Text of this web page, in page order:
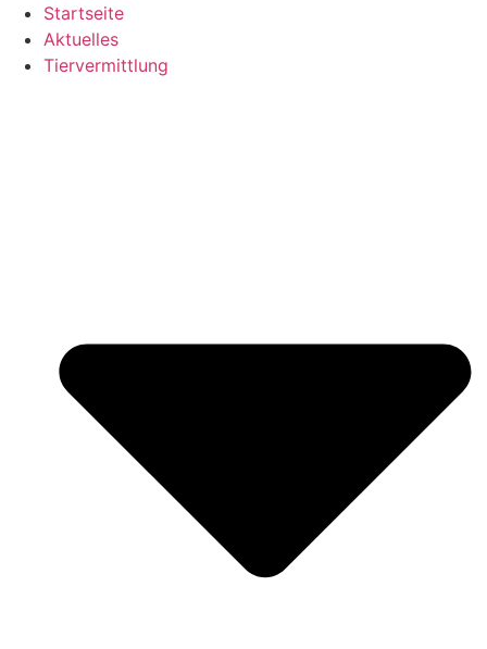
Startseite
Aktuelles
Tiervermittlung